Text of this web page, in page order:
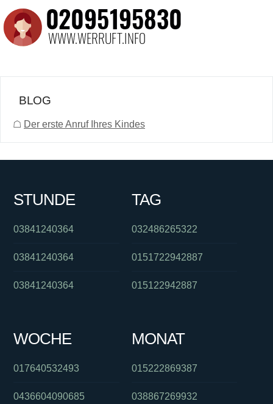
BLOG
☖ Der erste Anruf Ihres Kindes
STUNDE
03841240364
03841240364
03841240364
TAG
032486265322
0151722942887
015122942887
WOCHE
017640532493
0436604090685
MONAT
015222869387
038867269932